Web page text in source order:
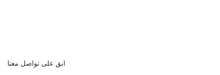
ابق على تواصل معنا